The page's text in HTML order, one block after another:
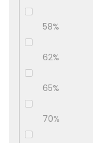
58%
62%
65%
70%